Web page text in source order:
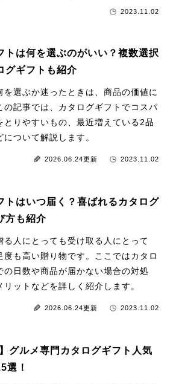
2023.11.02
トは何を選ぶのがいい？複数選択
グギフトも紹介
を選ぶか迷ったときは、商品の価値に
の記事では、カタログギフトでコスパ
とりやすいもの、最近増えている2品
ついて解説します。
2026.06.24更新 2023.11.02
トはいつ届く？喜ばれるカタログ
方も紹介
る人にとっても受け取る人にとって
度も高い贈り物です。ここではカタロ
の日数や商品が届かない場合の対処
ットなどを詳しく紹介します。
2026.06.24更新 2023.11.02
グルメ専門カタログギフト人気
選！